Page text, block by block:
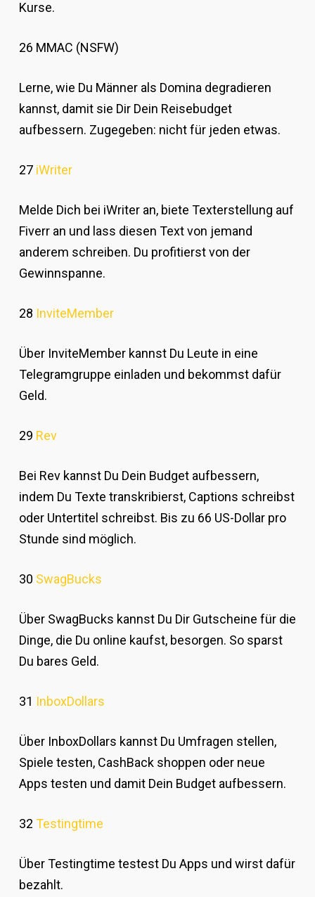
Kurse.
26 MMAC (NSFW)
Lerne, wie Du Männer als Domina degradieren
kannst, damit sie Dir Dein Reisebudget
aufbessern. Zugegeben: nicht für jeden etwas.
27 iWriter
Melde Dich bei iWriter an, biete Texterstellung auf
Fiverr an und lass diesen Text von jemand
anderem schreiben. Du profitierst von der
Gewinnspanne.
28 InviteMember
Über InviteMember kannst Du Leute in eine
Telegramgruppe einladen und bekommst dafür
Geld.
29 Rev
Bei Rev kannst Du Dein Budget aufbessern,
indem Du Texte transkribierst, Captions schreibst
oder Untertitel schreibst. Bis zu 66 US-Dollar pro
Stunde sind möglich.
30 SwagBucks
Über SwagBucks kannst Du Dir Gutscheine für die
Dinge, die Du online kaufst, besorgen. So sparst
Du bares Geld.
31 InboxDollars
Über InboxDollars kannst Du Umfragen stellen,
Spiele testen, CashBack shoppen oder neue
Apps testen und damit Dein Budget aufbessern.
32 Testingtime
Über Testingtime testest Du Apps und wirst dafür
bezahlt.